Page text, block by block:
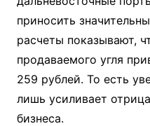
приносить
расчеты показывают,
продаваемого угля
259 рублей. То есть
лишь усиливает
бизнеса.